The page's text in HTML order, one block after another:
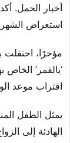
أخبار الحمل.
استعراض
مؤخرًا، احتفلت
‘بالقمر’
اقتراب موعد
يمثل الطفل
الهادئة إلى